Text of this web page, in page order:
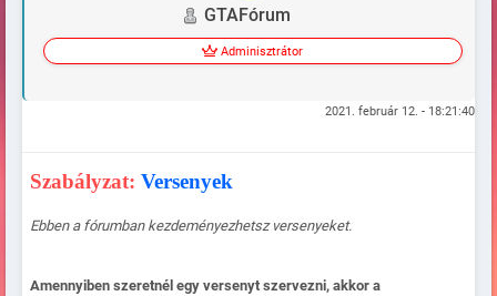
GTAFórum
Adminisztrátor
2021. február 12. - 18:21:40
Szabályzat: Versenyek
Ebben a fórumban kezdeményezhetsz versenyeket.
Amennyiben szeretnél egy versenyt szervezni, akkor a